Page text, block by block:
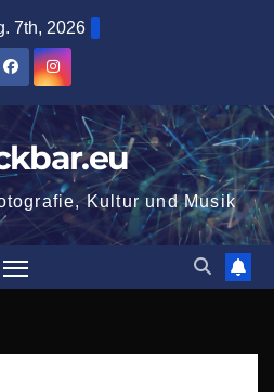
7th, 2026
Kultur und Musik